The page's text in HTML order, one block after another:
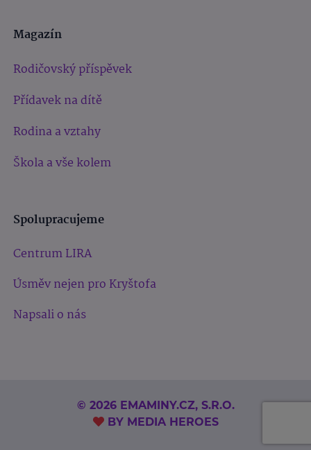
Magazín
Rodičovský příspěvek
Přídavek na dítě
Rodina a vztahy
Škola a vše kolem
Spolupracujeme
Centrum LIRA
Úsměv nejen pro Kryštofa
Napsali o nás
© 2026 EMAMINY.CZ, S.R.O.
BY MEDIA HEROES